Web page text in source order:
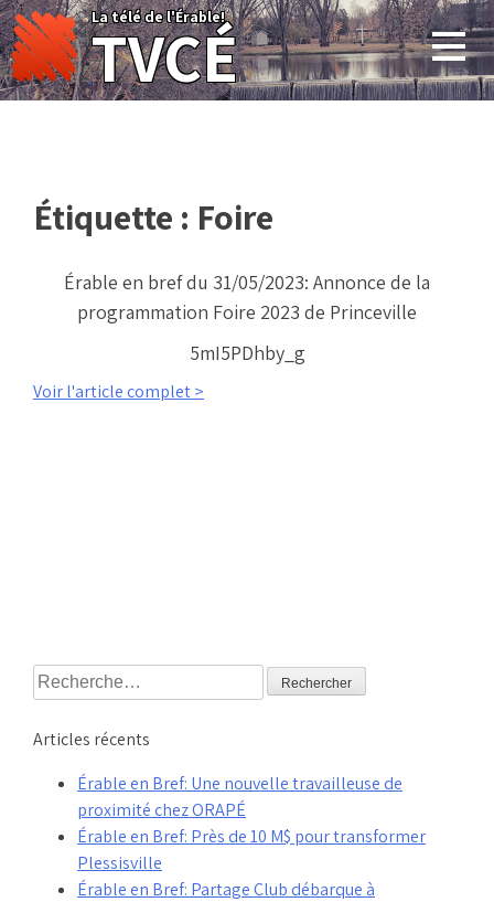
Skip
to
content
La télé de l'Érable!
TVCÉ
Étiquette : Foire
Érable en bref du 31/05/2023: Annonce de la
programmation Foire 2023 de Princeville
5mI5PDhby_g
Voir l'article complet >
Rechercher :
Articles récents
Érable en Bref: Une nouvelle travailleuse de
proximité chez ORAPÉ
Érable en Bref: Près de 10 M$ pour transformer
Plessisville
Érable en Bref: Partage Club débarque à